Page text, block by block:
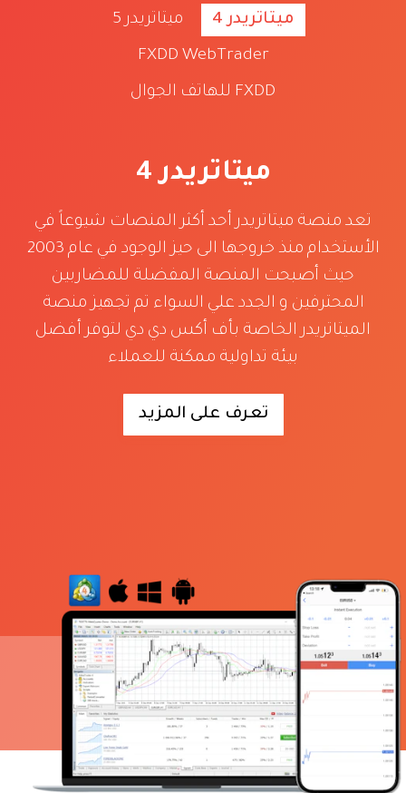
ميتاتريدر 4
ميتاتريدر 5
FXDD WebTrader
FXDD للهاتف الجوال
ميتاتريدر 4
تعد منصة ميتاتريدر أحد أكثر المنصات شيوعاً في
الأستخدام منذ خروجها الى حيز الوجود في عام 2003
حيث أصبحت المنصة المفضلة للمضاربين
المحترفين و الجدد علي السواء تم تجهيز منصة
الميتاتريدر الخاصة بأف أكس دي دي لتوفر أفضل
بيئة تداولية ممكنة للعملاء
تعرف على المزيد